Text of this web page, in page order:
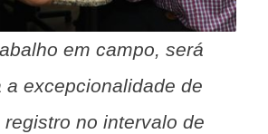
em campo, será
a excepcionalidade de
no intervalo de